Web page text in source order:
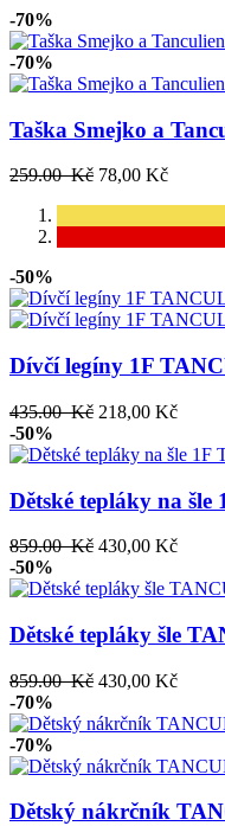
-70%
-70%
Taška Smejko a
259.00 Kč 78,00 Kč
-50%
Dívčí legíny 1F
435.00 Kč 218,00 Kč
-50%
Dětské tepláky na
859.00 Kč 430,00 Kč
-50%
Dětské tepláky šle
859.00 Kč 430,00 Kč
-70%
-70%
Dětský nákrčník